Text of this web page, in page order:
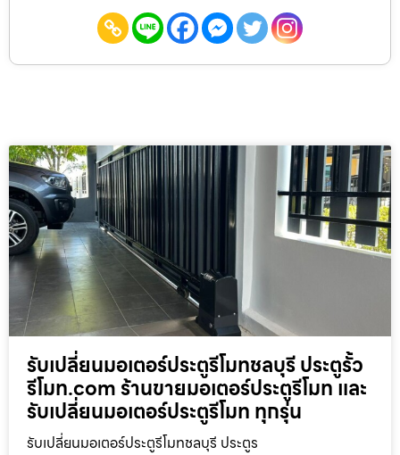
รับเปลี่ยนมอเตอร์ประตูรีโมทชลบุรี ประตูรั้ว
รีโมท.com ร้านขายมอเตอร์ประตูรีโมท และ
รับเปลี่ยนมอเตอร์ประตูรีโมท ทุกรุ่น
รับเปลี่ยนมอเตอร์ประตูรีโมทชลบุรี ประตูร